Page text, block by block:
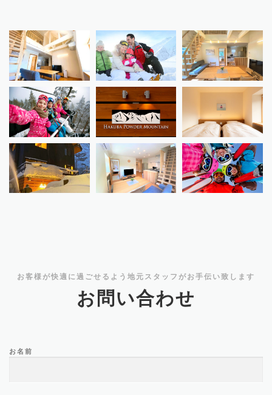
お客様が快適に過ごせるよう地元スタッフがお手伝い致します
お問い合わせ
お名前